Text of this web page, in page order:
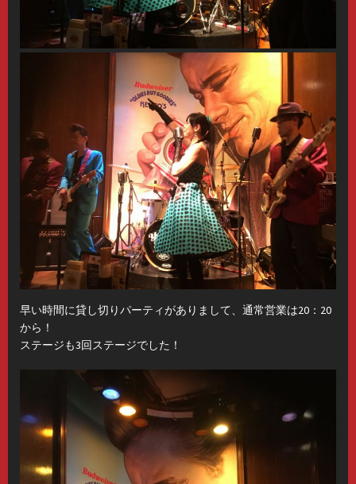
早い時間に貸し切りパーティがありまして、通常営業は20：20
から！
ステージも3回ステージでした！